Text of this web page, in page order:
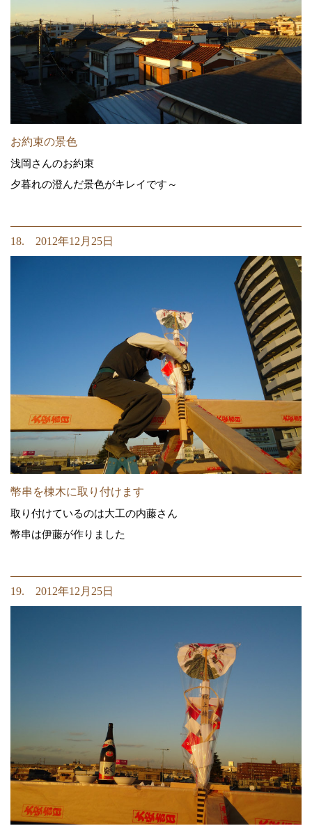
お約束の景色
浅岡さんのお約束
夕暮れの澄んだ景色がキレイです～
18. 2012年12月25日
幣串を棟木に取り付けます
取り付けているのは大工の内藤さん
幣串は伊藤が作りました
19. 2012年12月25日